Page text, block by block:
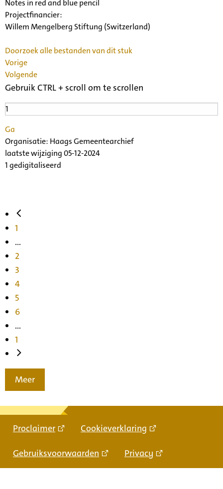
Notes in red and blue pencil
Projectfinancier:
Willem Mengelberg Stiftung (Switzerland)
Doorzoek alle bestanden van dit stuk
Vorige
Volgende
Gebruik CTRL + scroll om te scrollen
Ga
Organisatie: Haags Gemeentearchief
laatste wijziging 05-12-2024
1 gedigitaliseerd
1
...
2
3
4
5
6
...
1
Meer
Proclaimer Cookieverklaring
Gebruiksvoorwaarden Privacy